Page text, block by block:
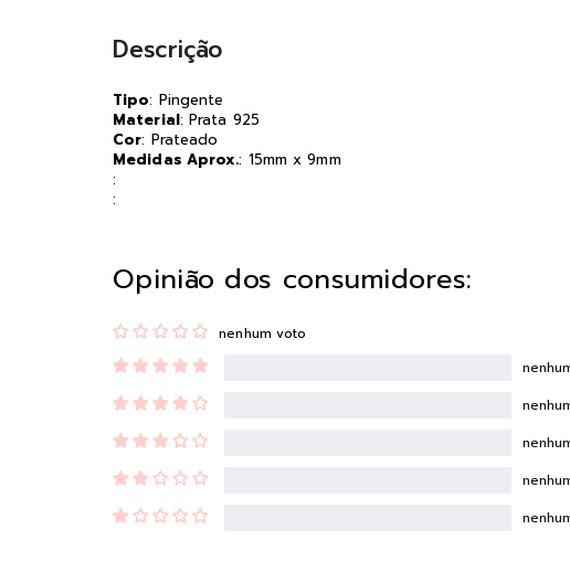
Descrição
Tipo: Pingente
Material: Prata 925
Cor: Prateado
Medidas Aprox.: 15mm x 9mm
:
:
Opinião dos consumidores:
nenhum voto